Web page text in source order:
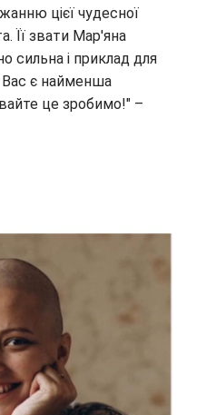
цієї чудесної
Її звати Мар'яна
сильна і приклад для
Вас є найменша
це зробимо!" –